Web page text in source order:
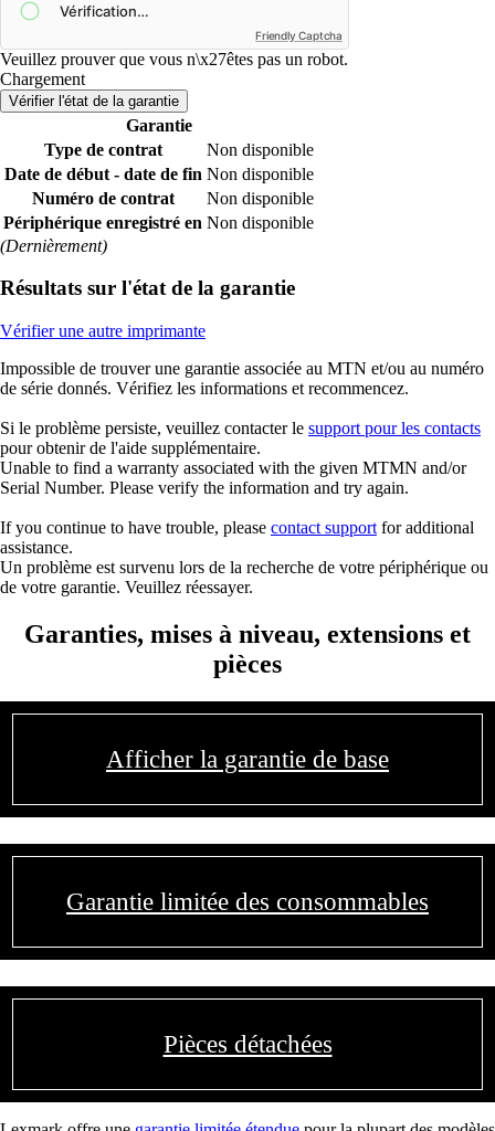
Friendly Captcha
Veuillez prouver que vous n\x27êtes pas un robot.
Chargement
Vérifier l'état de la garantie
Garantie
Type de contrat
Non disponible
Date de début - date de fin Non disponible
Numéro de contrat
Non disponible
Périphérique enregistré en Non disponible
(Dernièrement)
Résultats sur l'état de la garantie
Vérifier une autre imprimante
Impossible de trouver une garantie associée au MTN et/ou au numéro
de série donnés. Vérifiez les informations et recommencez.
Si le problème persiste, veuillez contacter le support pour les contacts
pour obtenir de l'aide supplémentaire.
Unable to find a warranty associated with the given MTMN and/or
Serial Number. Please verify the information and try again.
If you continue to have trouble, please contact support for additional
assistance.
Un problème est survenu lors de la recherche de votre périphérique ou
de votre garantie. Veuillez réessayer.
Garanties, mises à niveau, extensions et
pièces
Afficher la garantie de base
Garantie limitée des consommables
Pièces détachées